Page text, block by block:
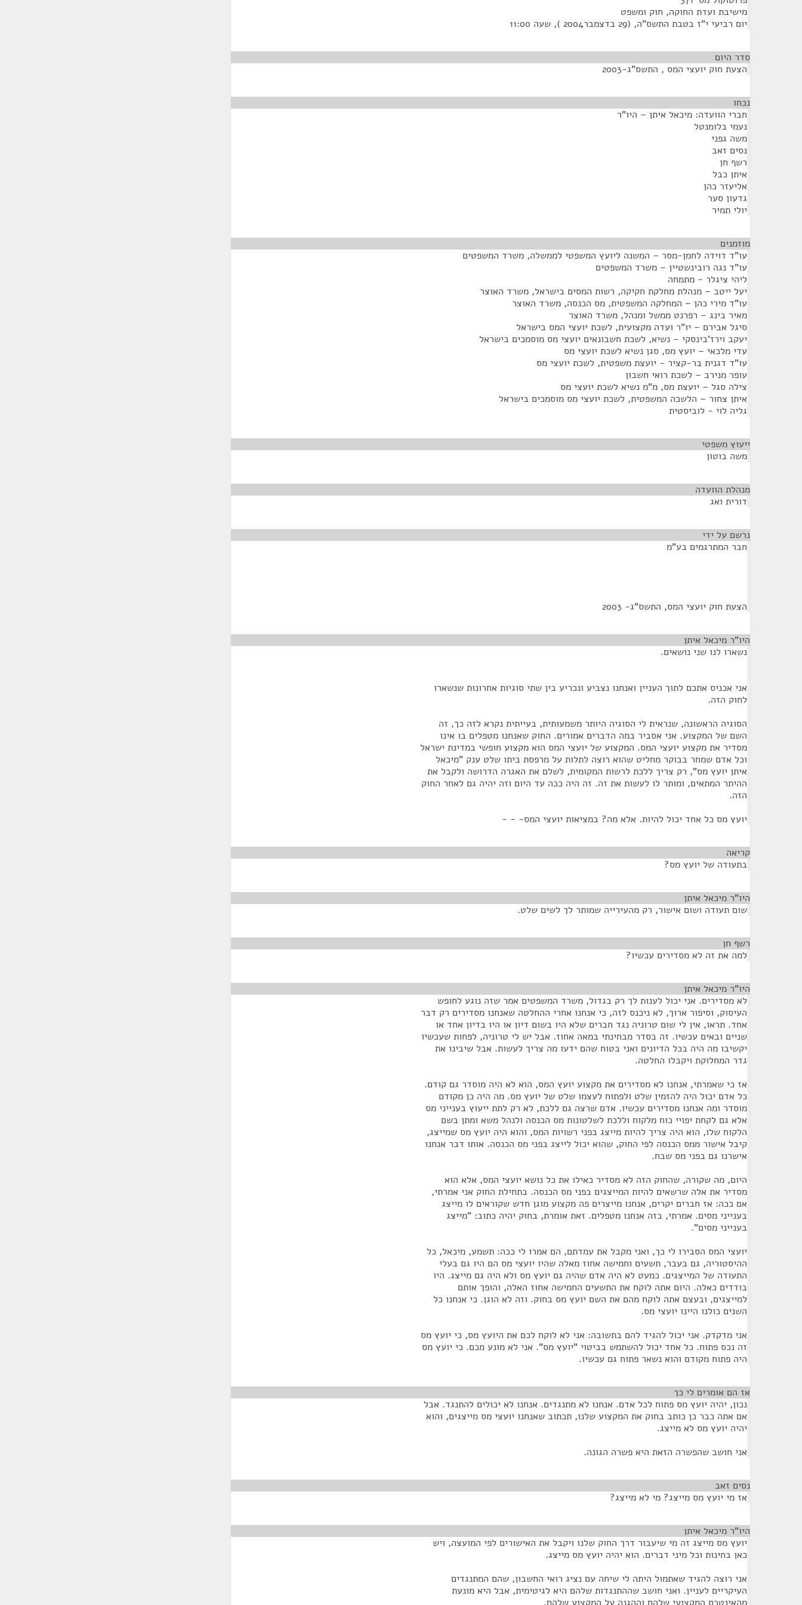
מישיבת ועדת החוקה, חוק ומשפט
יום רביעי י"ז בטבת התשס"ה, (29 בדצמבר2004 ), שעה 11:00
סדר היום
הצעת חוק יועצי המס , התשס"ג-2003
נכחו
חברי הוועדה: מיכאל איתן – היו"ר
נעמי בלומנטל
משה גפני
נסים זאב
רשף חן
איתן כבל
אליעזר כהן
גדעון סער
יולי תמיר
מוזמנים
עו"ד דוידה לחמן-מסר – המשנה ליועץ המשפטי לממשלה, משרד המשפטים
עו"ד נגה רובינשטיין – משרד המשפטים
ליהי ציגלר - מתמחה
יעל ייטב – מנהלת מחלקת חקיקה, רשות המסים בישראל, משרד האוצר
עו"ד מירי כהן – המחלקה המשפטית, מס הכנסה, משרד האוצר
מאיר בינג – רפרנט ממשל ומנהל, משרד האוצר
סיגל אבירם – יו"ר ועדה מקצועית, לשכת יועצי המס בישראל
יעקב וירז'בינסקי – נשיא, לשכת חשבונאים יועצי מס מוסמכים בישראל
עדי מלכאי – יועץ מס, סגן נשיא לשכת יועצי מס
עו"ד דגנית בר-קציר - יועצת משפטית, לשכת יועצי מס
עופר מנירב – לשכת רואי חשבון
צילה סגל – יועצת מס, מ"מ נשיא לשכת יועצי מס
איתן צחור – הלשכה המשפטית, לשכת יועצי מס מוסמכים בישראל
גליה לוי - לוביסטית
ייעוץ משפטי
משה בוטון
מנהלת הוועדה
דורית ואג
נרשם על ידי
חבר המתרגמים בע"מ
הצעת חוק יועצי המס, התשס"ג- 2003
היו"ר מיכאל איתן
נשארו לנו שני נושאים.
אני אכניס אתכם לתוך העניין ואנחנו נצביע ונכריע בין שתי סוגיות אחרונות שנשארו
לחוק הזה.
הסוגיה הראשונה, שנראית לי הסוגיה היותר משמעותית, בעייתית נקרא לזה כך, זה
השם של המקצוע. אני אסביר במה הדברים אמורים. החוק שאנחנו מטפלים בו אינו
מסדיר את מקצוע יועצי המס. המקצוע של יועצי המס הוא מקצוע חופשי במדינת ישראל
וכל אדם שמחר בבוקר מחליט שהוא רוצה לתלות על מרפסת ביתו שלט ענק "מיכאל
איתן יועץ מס", רק צריך ללכת לרשות המקומית, לשלם את האגרה הדרושה ולקבל את
ההיתר המתאים, ומותר לו לעשות את זה. זה היה ככה עד היום וזה יהיה גם לאחר החוק
הזה.
יועץ מס כל אחד יכול להיות. אלא מה? במציאות יועצי המס- - -
קריאה
בתעודה של יועץ מס?
היו"ר מיכאל איתן
שום תעודה ושום אישור, רק מהעירייה שמותר לך לשים שלט.
רשף חן
למה את זה לא מסדירים עכשיו?
היו"ר מיכאל איתן
לא מסדירים. אני יכול לענות לך רק בגדול, משרד המשפטים אמר שזה נוגע לחופש
העיסוק, וסיפור ארוך, לא ניכנס לזה, כי אנחנו אחרי ההחלטה שאנחנו מסדירים רק דבר
אחד. תראו, אין לי שום טרוניה נגד חברים שלא היו בשום דיון או היו בדיון אחד או
שניים ובאים עכשיו. זה בסדר מבחינתי במאה אחוז. אבל יש לי טרוניה, לפחות שעכשיו
יקשיבו מה היה בכל הדיונים ואני בטוח שהם ידעו מה צריך לעשות. אבל שיבינו את
גדר המחלוקת ויקבלו החלטה.
אז כי שאמרתי, אנחנו לא מסדירים את מקצוע יועץ המס, הוא לא היה מוסדר גם קודם.
כל אדם יכול היה להזמין שלט ולפתוח לעצמו שלט של יועץ מס. מה היה כן מקודם
מוסדר ומה אנחנו מסדירים עכשיו. אדם שרצה גם ללכת, לא רק לתת ייעוץ בענייני מס
אלא גם לקחת יפויי כוח מלקוח וללכת לשלטונות מס הכנסה ולנהל משא ומתן בשם
הלקוח שלו, הוא היה צריך להיות מייצג בפני רשויות המס, והוא היה יועץ מס שמייצג,
קיבל אישור ממס הכנסה לפי החוק, שהוא יכול לייצג בפני מס הכנסה. אותו דבר אנחנו
אישרנו גם בפני מס שבח.
היום, מה שקורה, שהחוק הזה לא מסדיר כאילו את כל נושא יועצי המס, אלא הוא
מסדיר את אלה שרשאים להיות המייצגים בפני מס הכנסה. בתחילת החוק אני אמרתי,
אם ככה: אז חברים יקרים, אנחנו מייצרים פה מקצוע מוגן חדש שקוראים לו מייצג
בענייני מסים. אמרתי, בזה אנחנו מטפלים. זאת אומרת, בחוק יהיה כתוב: "מייצג
בענייני מסים".
יועצי המס הסבירו לי כך, ואני מקבל את עמדתם, הם אמרו לי ככה: תשמע, מיכאל, כל
ההיסטוריה, גם בעבר, תשעים וחמישה אחוז מאלה שהיו יועצי מס הם היו גם בעלי
התעודה של המייצגים. כמעט לא היה אדם שהיה גם יועץ מס ולא היה גם מייצג. היו
בודדים כאלה. היום אתה לוקח את התשעים החמישה אחוז האלה, והופך אותם
למייצגים, ובעצם אתה לוקח מהם את השם יועץ מס בחוק. וזה לא הוגן. כי אנחנו כל
השנים כולנו היינו יועצי מס.
אני מדקדק. אני יכול להגיד להם בתשובה: אני לא לוקח לכם את היועץ מס, כי יועץ מס
זה נכס פתוח. כל אחד יכול להשתמש בביטוי "יועץ מס". אני לא מונע מכם. כי יועץ מס
היה פתוח מקודם והוא נשאר פתוח גם עכשיו.
אז הם אומרים לי כך
נכון, יהיה יועץ מס פתוח לכל אדם. אנחנו לא מתנגדים. אנחנו לא יכולים להתנגד. אבל
אם אתה כבר כן כותב בחוק את המקצוע שלנו, תכתוב שאנחנו יועצי מס מייצגים, והוא
יהיה יועץ מס לא מייצג.
אני חושב שהפשרה הזאת היא פשרה הגונה.
נסים זאב
אז מי יועץ מס מייצג? מי לא מייצג?
היו"ר מיכאל איתן
יועץ מס מייצג זה מי שיעבור דרך החוק שלנו ויקבל את האישורים לפי המועצה, ויש
כאן בחינות וכל מיני דברים. הוא יהיה יועץ מס מייצג.
אני רוצה להגיד שאתמול היתה לי שיחה עם נציג רואי החשבון, שהם המתנגדים
העיקריים לעניין. ואני חושב שההתנגדות שלהם היא לגיטימית, אבל היא מונעת